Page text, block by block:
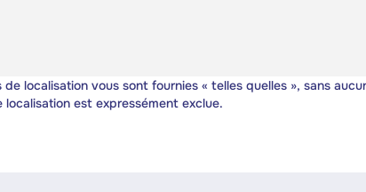
de localisation vous sont fournies « telles quelles », sans
est expressément exclue.